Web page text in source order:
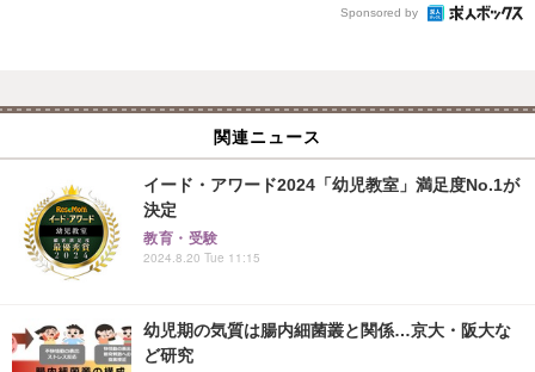
Sponsored by
関連ニュース
イード・アワード2024「幼児教室」満足度No.1が
決定
教育・受験
2024.8.20 Tue 11:15
幼児期の気質は腸内細菌叢と関係…京大・阪大な
ど研究